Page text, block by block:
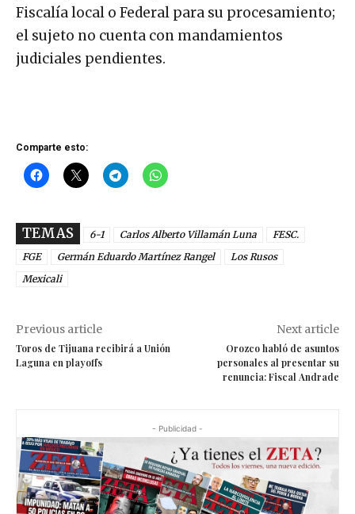
Fiscalía local o Federal para su procesamiento;
el sujeto no cuenta con mandamientos
judiciales pendientes.
Comparte esto:
TEMAS 6-1 Carlos Alberto Villamán Luna
FESC.
FGE
Germán Eduardo Martínez Rangel
Los Rusos
Mexicali
Previous article
Toros de Tijuana recibirá a Unión
Laguna en playoffs
Next article
Orozco habló de asuntos
personales al presentar su
renuncia: Fiscal Andrade
- Publicidad -